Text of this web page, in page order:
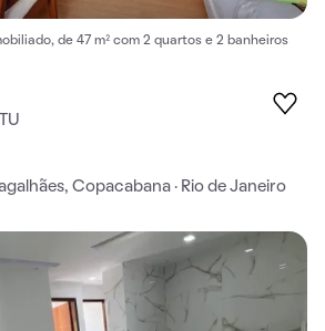
de 47 m² com 2 quartos e 2 banheiros
Copacabana · Rio de Janeiro